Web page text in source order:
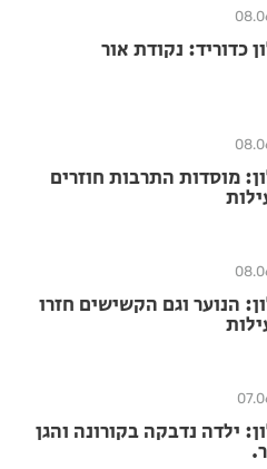
כדוריד: נקודת אור
מוסדות התרבות חוזרים
הנוער וגם הקשישים חזרו
ילדה נדבקה בקורונה והגן